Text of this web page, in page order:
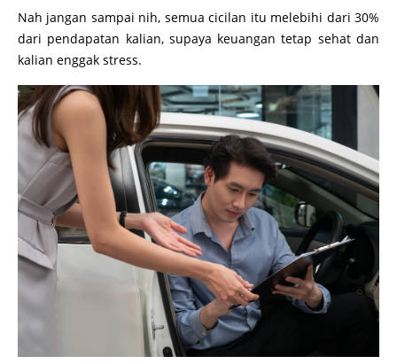
Nah jangan sampai nih, semua cicilan itu melebihi dari 30%
dari pendapatan kalian, supaya keuangan tetap sehat dan
kalian enggak stress.